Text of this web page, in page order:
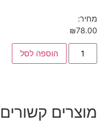
מחיר:
₪78.00
הוספה לסל
מוצרים קשורים